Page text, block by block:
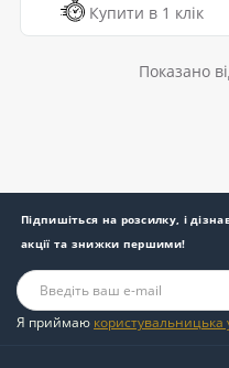
Купити в 1 клік
Показано
Підпишіться на розсилку, і
акції та знижки першими!
Я приймаю користувальницька